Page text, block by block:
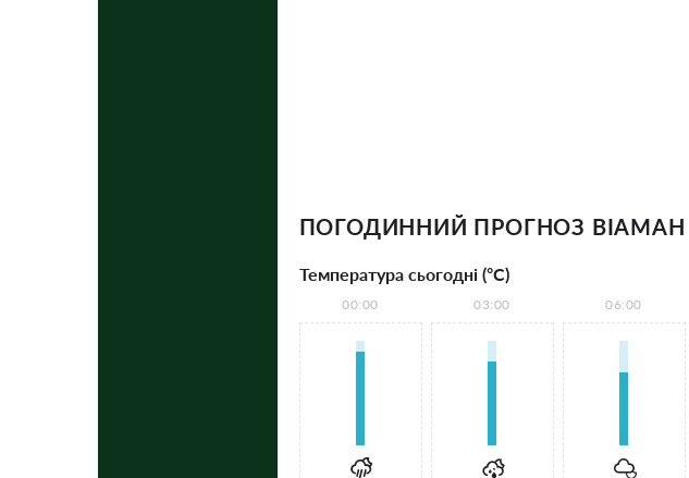
ПОГОДИННИЙ ПРОГНОЗ ВІАМАН
Температура сьогодні (°С)
00:00 03:00 06:00